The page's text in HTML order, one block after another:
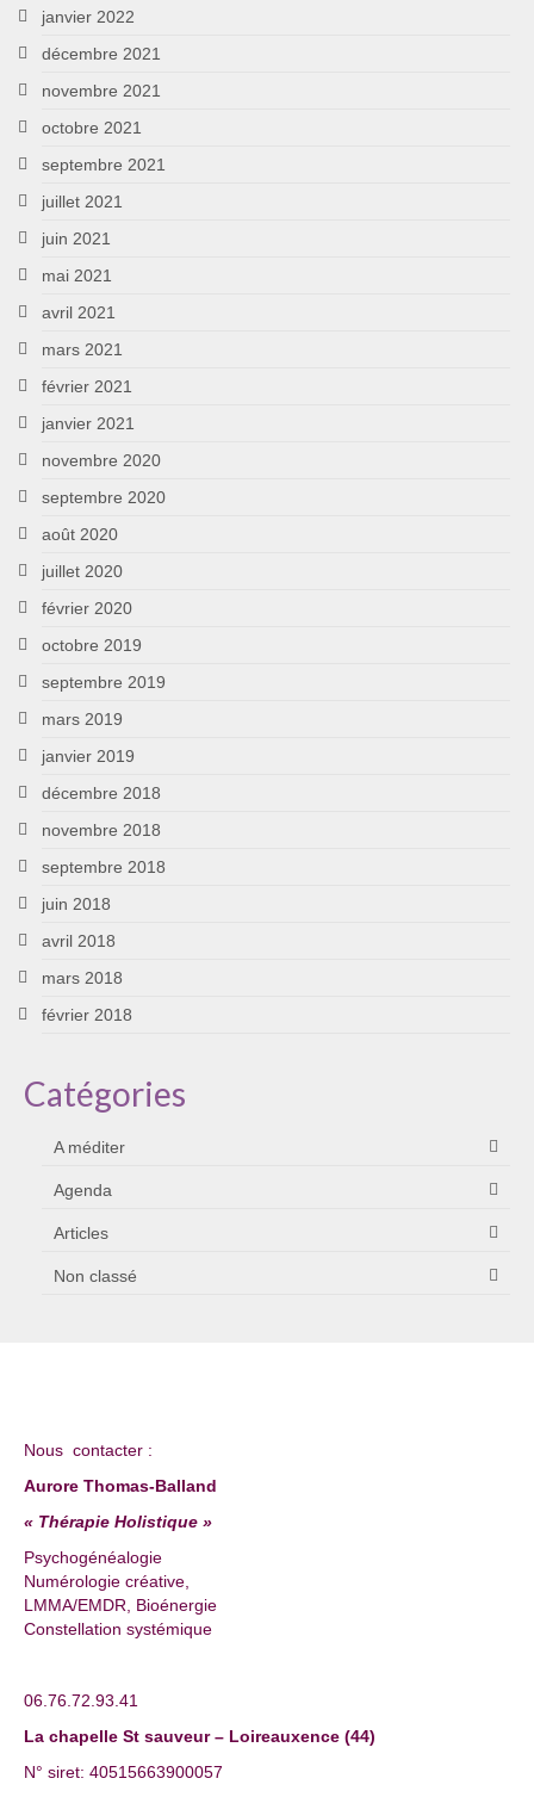
janvier 2022
décembre 2021
novembre 2021
octobre 2021
septembre 2021
juillet 2021
juin 2021
mai 2021
avril 2021
mars 2021
février 2021
janvier 2021
novembre 2020
septembre 2020
août 2020
juillet 2020
février 2020
octobre 2019
septembre 2019
mars 2019
janvier 2019
décembre 2018
novembre 2018
septembre 2018
juin 2018
avril 2018
mars 2018
février 2018
Catégories
A méditer
Agenda
Articles
Non classé
Nous contacter :
Aurore Thomas-Balland
« Thérapie Holistique »
Psychogénéalogie
Numérologie créative,
LMMA/EMDR, Bioénergie
Constellation systémique
06.76.72.93.41
La chapelle St sauveur – Loireauxence (44)
N° siret: 40515663900057